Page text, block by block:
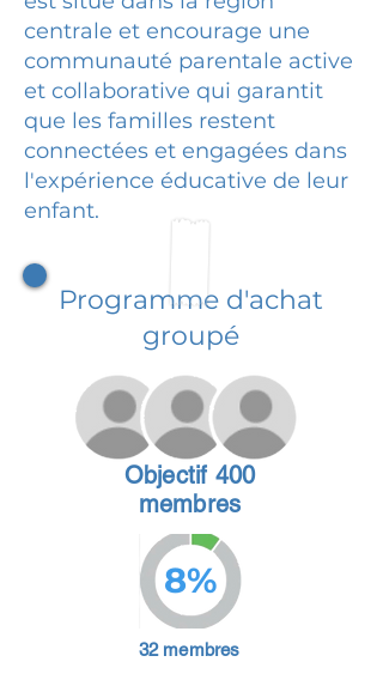
centrale et encourage une
communauté parentale active
et collaborative qui garantit
que les familles restent
connectées et engagées dans
l'expérience éducative de leur
enfant.
Programme d'achat
groupé
Objectif 400
membres
8%
32 membres